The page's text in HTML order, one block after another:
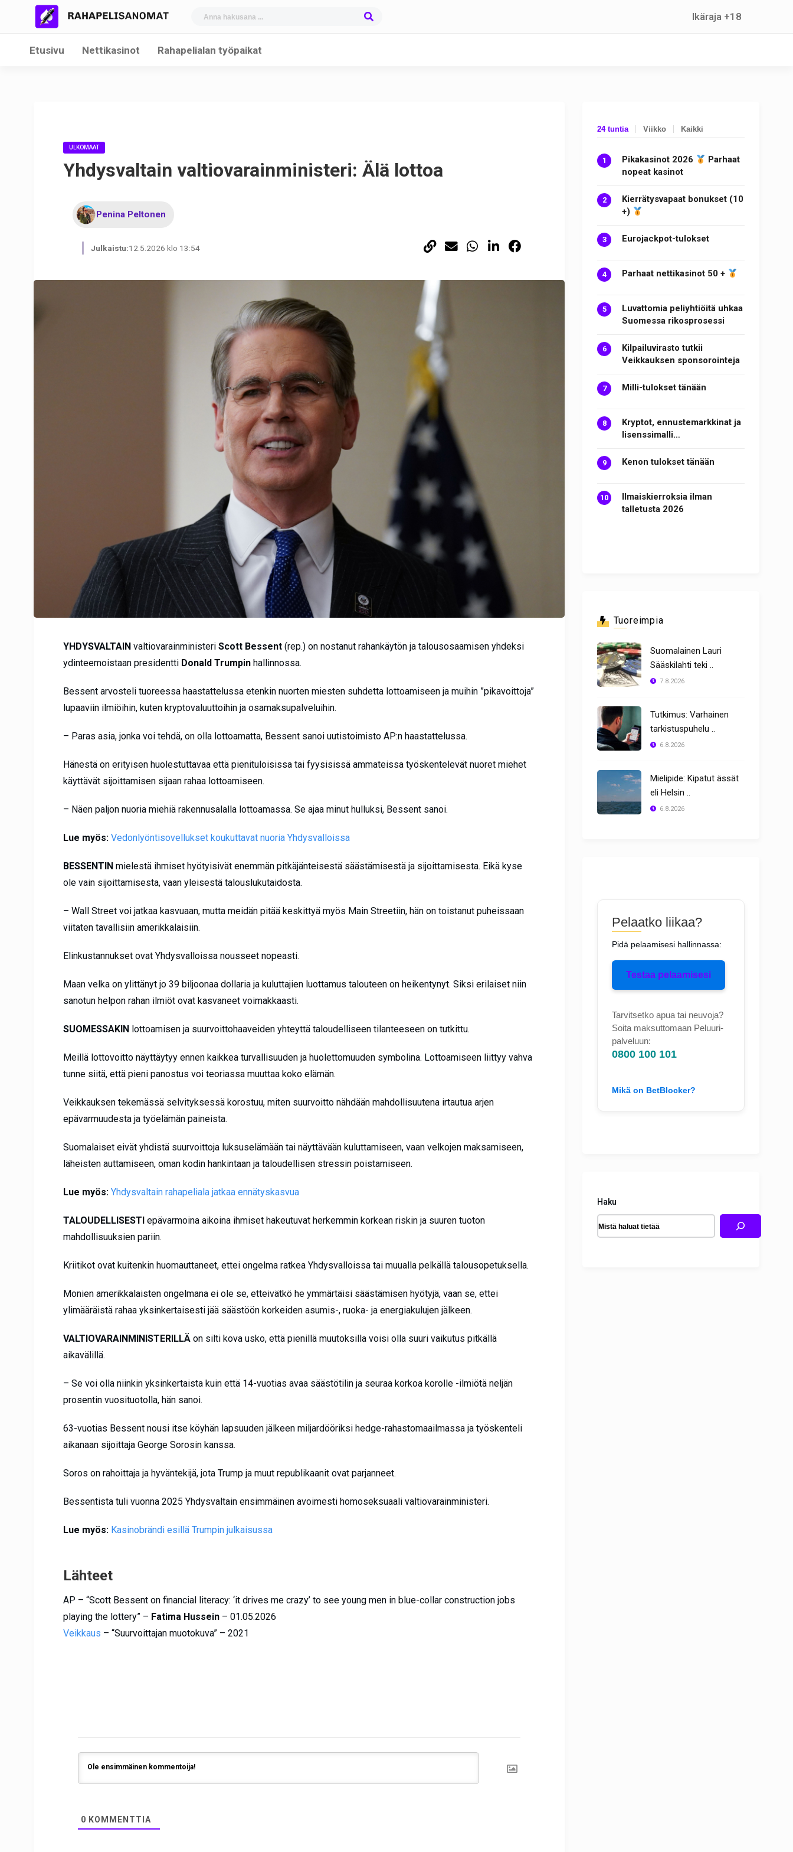
Ikäraja +18
Etusivu Nettikasinot Rahapelialan työpaikat
ULKOMAAT
Yhdysvaltain valtiovarainministeri: Älä lottoa
Penina Peltonen
Julkaistu:12.5.2026 klo 13:54
YHDYSVALTAIN valtiovarainministeri Scott Bessent (rep.) on nostanut rahankäytön ja talousosaamisen yhdeksi
ydinteemoistaan presidentti Donald Trumpin hallinnossa.
Bessent arvosteli tuoreessa haastattelussa etenkin nuorten miesten suhdetta lottoamiseen ja muihin ”pikavoittoja”
lupaaviin ilmiöihin, kuten kryptovaluuttoihin ja osamaksupalveluihin.
– Paras asia, jonka voi tehdä, on olla lottoamatta, Bessent sanoi uutistoimisto AP:n haastattelussa.
Hänestä on erityisen huolestuttavaa että pienituloisissa tai fyysisissä ammateissa työskentelevät nuoret miehet
käyttävät sijoittamisen sijaan rahaa lottoamiseen.
– Näen paljon nuoria miehiä rakennusalalla lottoamassa. Se ajaa minut hulluksi, Bessent sanoi.
Lue myös: Vedonlyöntisovellukset koukuttavat nuoria Yhdysvalloissa
BESSENTIN mielestä ihmiset hyötyisivät enemmän pitkäjänteisestä säästämisestä ja sijoittamisesta. Eikä kyse
ole vain sijoittamisesta, vaan yleisestä talouslukutaidosta.
– Wall Street voi jatkaa kasvuaan, mutta meidän pitää keskittyä myös Main Streetiin, hän on toistanut puheissaan
viitaten tavallisiin amerikkalaisiin.
Elinkustannukset ovat Yhdysvalloissa nousseet nopeasti.
Maan velka on ylittänyt jo 39 biljoonaa dollaria ja kuluttajien luottamus talouteen on heikentynyt. Siksi erilaiset niin
sanotun helpon rahan ilmiöt ovat kasvaneet voimakkaasti.
SUOMESSAKIN lottoamisen ja suurvoittohaaveiden yhteyttä taloudelliseen tilanteeseen on tutkittu.
Meillä lottovoitto näyttäytyy ennen kaikkea turvallisuuden ja huolettomuuden symbolina. Lottoamiseen liittyy vahva
tunne siitä, että pieni panostus voi teoriassa muuttaa koko elämän.
Veikkauksen tekemässä selvityksessä korostuu, miten suurvoitto nähdään mahdollisuutena irtautua arjen
epävarmuudesta ja työelämän paineista.
Suomalaiset eivät yhdistä suurvoittoja luksuselämään tai näyttävään kuluttamiseen, vaan velkojen maksamiseen,
läheisten auttamiseen, oman kodin hankintaan ja taloudellisen stressin poistamiseen.
Lue myös: Yhdysvaltain rahapeliala jatkaa ennätyskasvua
TALOUDELLISESTI epävarmoina aikoina ihmiset hakeutuvat herkemmin korkean riskin ja suuren tuoton
mahdollisuuksien pariin.
Kriitikot ovat kuitenkin huomauttaneet, ettei ongelma ratkea Yhdysvalloissa tai muualla pelkällä talousopetuksella.
Monien amerikkalaisten ongelmana ei ole se, etteivätkö he ymmärtäisi säästämisen hyötyjä, vaan se, ettei
ylimääräistä rahaa yksinkertaisesti jää säästöön korkeiden asumis-, ruoka- ja energiakulujen jälkeen.
VALTIOVARAINMINISTERILLÄ on silti kova usko, että pienillä muutoksilla voisi olla suuri vaikutus pitkällä
aikavälillä.
– Se voi olla niinkin yksinkertaista kuin että 14-vuotias avaa säästötilin ja seuraa korkoa korolle -ilmiötä neljän
prosentin vuosituotolla, hän sanoi.
63-vuotias Bessent nousi itse köyhän lapsuuden jälkeen miljardööriksi hedge-rahastomaailmassa ja työskenteli
aikanaan sijoittaja George Sorosin kanssa.
Soros on rahoittaja ja hyväntekijä, jota Trump ja muut republikaanit ovat parjanneet.
Bessentista tuli vuonna 2025 Yhdysvaltain ensimmäinen avoimesti homoseksuaali valtiovarainministeri.
Lue myös: Kasinobrändi esillä Trumpin julkaisussa
Lähteet
AP – “Scott Bessent on financial literacy: ‘it drives me crazy’ to see young men in blue-collar construction jobs
playing the lottery” – Fatima Hussein – 01.05.2026
Veikkaus – “Suurvoittajan muotokuva” – 2021
0 KOMMENTTIA
24 tuntia Viikko Kaikki
Pikakasinot 2026
Parhaat
nopeat kasinot
Kierrätysvapaat bonukset (10
+)
Eurojackpot-tulokset
Parhaat nettikasinot 50 +
Luvattomia peliyhtiöitä uhkaa
Suomessa rikosprosessi
Kilpailuvirasto tutkii
Veikkauksen sponsorointeja
Milli-tulokset tänään
Kryptot, ennustemarkkinat ja
lisenssimalli…
Kenon tulokset tänään
Ilmaiskierroksia ilman
talletusta 2026
Tuoreimpia
Suomalainen Lauri
Sääskilahti teki ..
7.8.2026
Tutkimus: Varhainen
tarkistuspuhelu ..
6.8.2026
Mielipide: Kipatut ässät
eli Helsin ..
6.8.2026
Pelaatko liikaa?
Pidä pelaamisesi hallinnassa:
Testaa pelaamisesi
Tarvitsetko apua tai neuvoja?
Soita maksuttomaan Peluuri-
palveluun:
0800 100 101
Mikä on BetBlocker?
Haku